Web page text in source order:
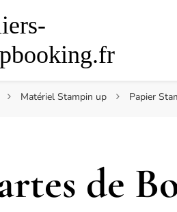
Matériel Stampin up Papier
de